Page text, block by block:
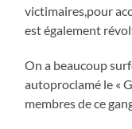
victimaires,pour
est également
On a beaucoup
autoproclamé le «
membres de ce